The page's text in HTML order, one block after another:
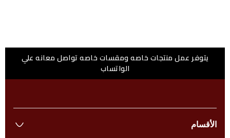
يتوفر عمل منتجات خاصه ومقسات خاصه تواصل معانه علي
الواتساب
الأقسام